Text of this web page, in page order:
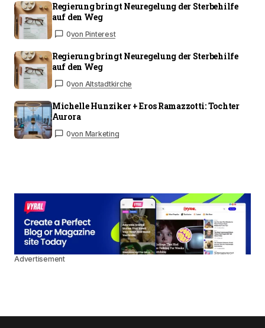
Regierung bringt Neuregelung der Sterbehilfe
auf den Weg
0von Pinterest
Regierung bringt Neuregelung der Sterbehilfe
auf den Weg
0von Altstadtkirche
Michelle Hunziker + Eros Ramazzotti: Tochter
Aurora
0von Marketing
Advertisement